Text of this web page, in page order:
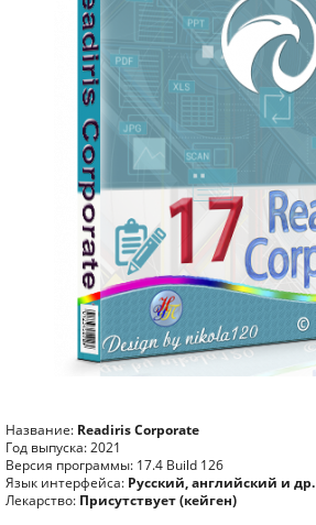
Название: Readiris Corporate
Год выпуска: 2021
Версия программы: 17.4 Build 126
Язык интерфейса: Русский, английский и др.
Лекарство: Присутствует (кейген)